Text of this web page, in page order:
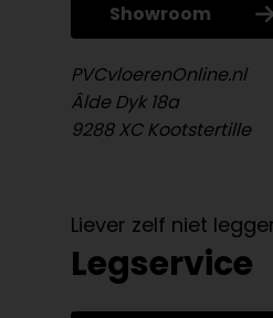
Showroom
PVCvloerenOnline.nl
Âlde Dyk 18a
9288 XC Kootstertille
Liever zelf niet
Legservice